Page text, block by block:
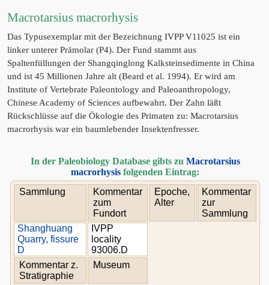
Macrotarsius macrorhysis
Das Typusexemplar mit der Bezeichnung IVPP V11025 ist ein
linker unterer Prämolar (P4). Der Fund stammt aus
Spaltenfüllungen der Shangqinglong Kalksteinsedimente in China
und ist 45 Millionen Jahre alt (Beard et al. 1994). Er wird am
Institute of Vertebrate Paleontology and Paleoanthropology,
Chinese Academy of Sciences aufbewahrt. Der Zahn läßt
Rückschlüsse auf die Ökologie des Primaten zu: Macrotarsius
macrorhysis war ein baumlebender Insektenfresser.
In der Paleobiology Database gibts zu Macrotarsius
macrorhysis folgenden Eintrag:
Sammlung
Kommentar
zum
Fundort
Epoche,
Alter
Kommentar
zur
Sammlung
Shanghuang
Quarry, fissure
D
IVPP
locality
93006.D
Kommentar z.
Stratigraphie
Museum